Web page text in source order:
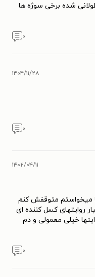
شده برخی سوژه ها
۰
۱۴۰۴/۱۱/۲۸
۰
۱۴۰۲/۰۴/۱۱
میخواستم متوقفش کنم
روایتهای کسل کننده ای
خیلی معمولی و دم
۰